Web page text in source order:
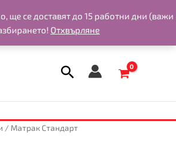
ще се доставят до 15 работни дни (важи
Отхвърляне
/ Матрак Стандарт